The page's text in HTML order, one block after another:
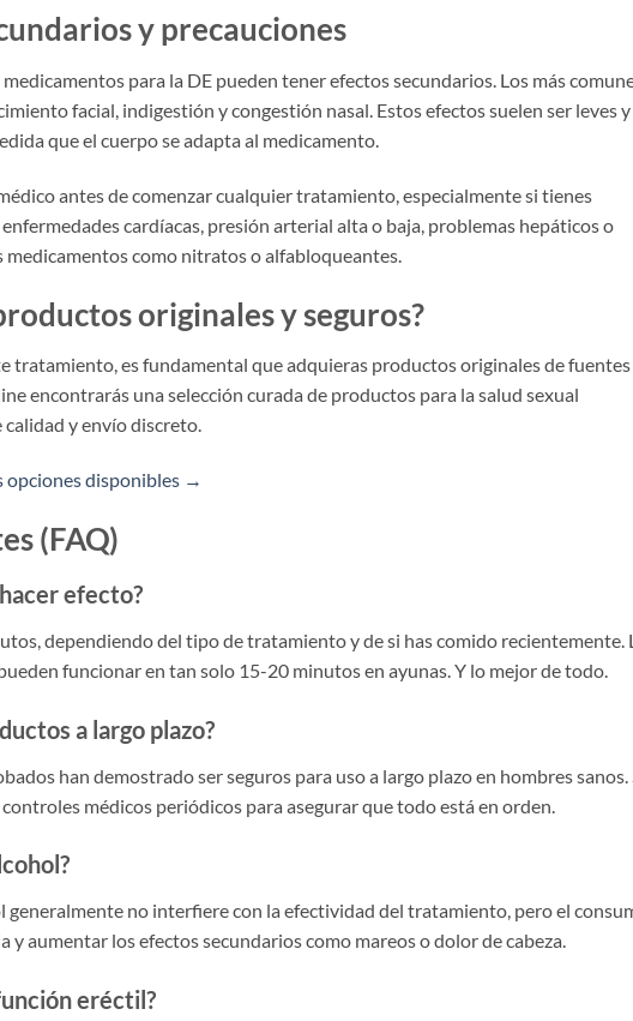
y precauciones
para la DE pueden tener efectos secundarios. Los más
facial, indigestión y congestión nasal. Estos efectos suelen ser leves y
que el cuerpo se adapta al medicamento.
antes de comenzar cualquier tratamiento, especialmente si tienes
cardíacas, presión arterial alta o baja, problemas hepáticos o
medicamentos como nitratos o alfabloqueantes.
originales y seguros?
tratamiento, es fundamental que adquieras productos originales de fuentes
encontrarás una selección curada de productos para la salud sexual
y envío discreto.
opciones disponibles →
(FAQ)
efecto?
dependiendo del tipo de tratamiento y de si has comido recientemente.
funcionar en tan solo 15-20 minutos en ayunas. Y lo mejor de todo.
a largo plazo?
han demostrado ser seguros para uso a largo plazo en hombres sanos.
médicos periódicos para asegurar que todo está en orden.
generalmente no interfiere con la efectividad del tratamiento, pero el
y aumentar los efectos secundarios como mareos o dolor de cabeza.
eréctil?